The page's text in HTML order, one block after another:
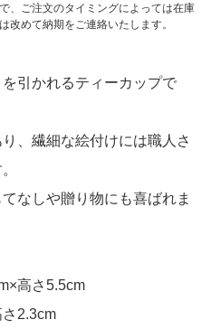
、ご注文のタイミングによっては在庫
改めて納期をご連絡いたします。
引かれるティーカップで
、繊細な絵付けには職人さ
なしや贈り物にも喜ばれま
高さ5.5cm
2.3cm